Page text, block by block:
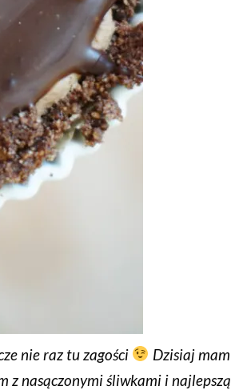
nie raz tu zagości
Dzisiaj mam
z nasączonymi śliwkami i najlepszą